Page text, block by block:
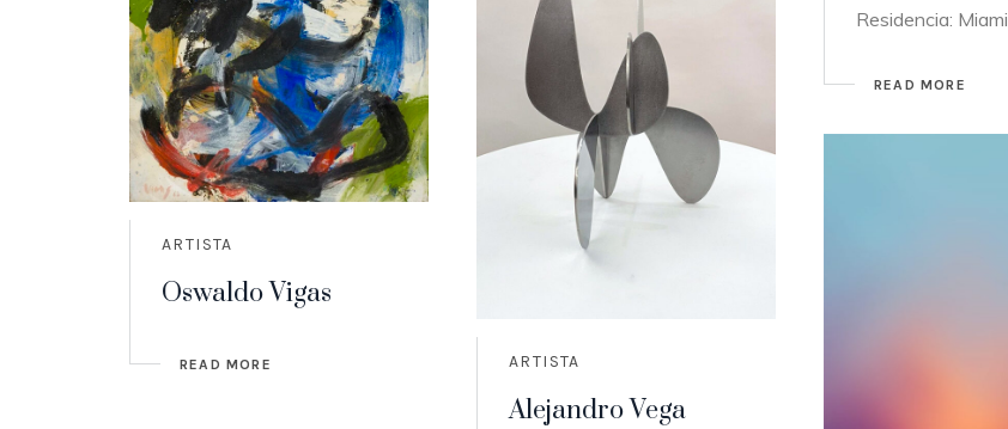
Residencia: Miami
READ MORE
ARTISTA
Oswaldo Vigas
READ MORE ARTISTA
Alejandro Vega